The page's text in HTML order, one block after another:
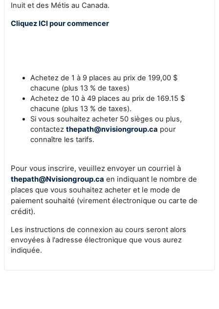
Inuit et des Métis au Canada.
Cliquez ICI pour commencer
Achetez de 1 à 9 places au prix de 199,00 $
chacune (plus 13 % de taxes)
Achetez de 10 à 49 places au prix de 169.15 $
chacune (plus 13 % de taxes).
Si vous souhaitez acheter 50 sièges ou plus,
contactez thepath@nvisiongroup.ca pour
connaître les tarifs.
Pour vous inscrire, veuillez envoyer un courriel à
thepath@Nvisiongroup.ca en indiquant le nombre de
places que vous souhaitez acheter et le mode de
paiement souhaité (virement électronique ou carte de
crédit).
Les instructions de connexion au cours seront alors
envoyées à l'adresse électronique que vous aurez
indiquée.